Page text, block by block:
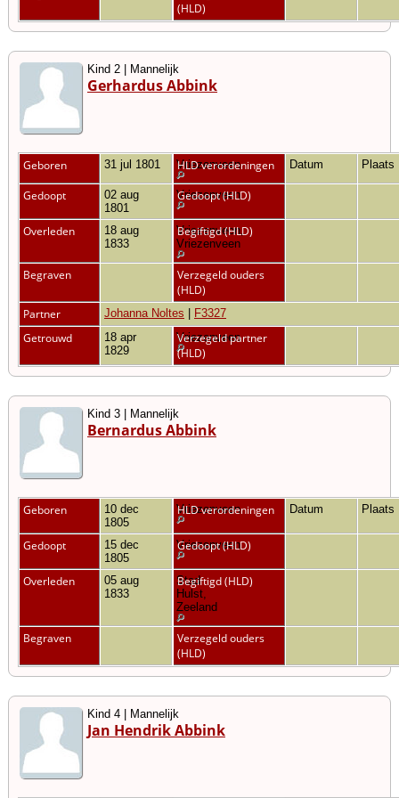
(HLD)
Kind 2 | Mannelijk
Gerhardus Abbink
Geboren 31 jul 1801 Vriezenveen
HLD verordeningen Datum Plaats
Gedoopt
02 aug
1801
Vriezenveen
Gedoopt (HLD)
Overleden
18 aug
1833
Vriezenveen,
Vriezenveen
Begiftigd (HLD)
Begraven
Verzegeld ouders
(HLD)
Partner
Johanna Noltes F3327
Getrouwd
18 apr
1829
Vriezenveen
Verzegeld partner
(HLD)
Kind 3 | Mannelijk
Bernardus Abbink
Geboren
10 dec
1805
Vriezenveen
HLD verordeningen Datum Plaats
Gedoopt
15 dec
1805
Vriezenveen
Gedoopt (HLD)
Overleden
05 aug
1833
Stad
Hulst,
Zeeland
Begiftigd (HLD)
Begraven
Verzegeld ouders
(HLD)
Kind 4 | Mannelijk
Jan Hendrik Abbink